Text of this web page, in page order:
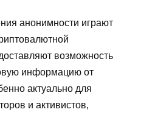
анонимности играют
возможность
информацию от
актуально для
и активистов,